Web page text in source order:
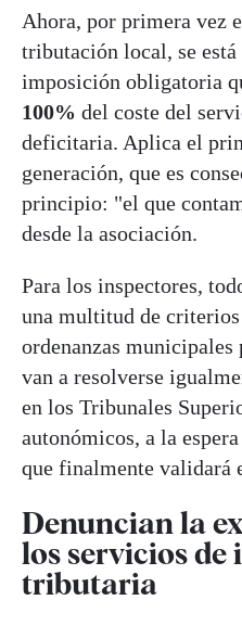
Ahora, por primera vez
tributación local, se está
imposición obligatoria
100% del coste del
deficitaria. Aplica el
generación, que es
principio: "el que
desde la asociación.
Para los inspectores,
una multitud de
ordenanzas municipales
van a resolverse
en los Tribunales
autonómicos, a la
que finalmente validará
Denuncian la
los servicios de
tributaria